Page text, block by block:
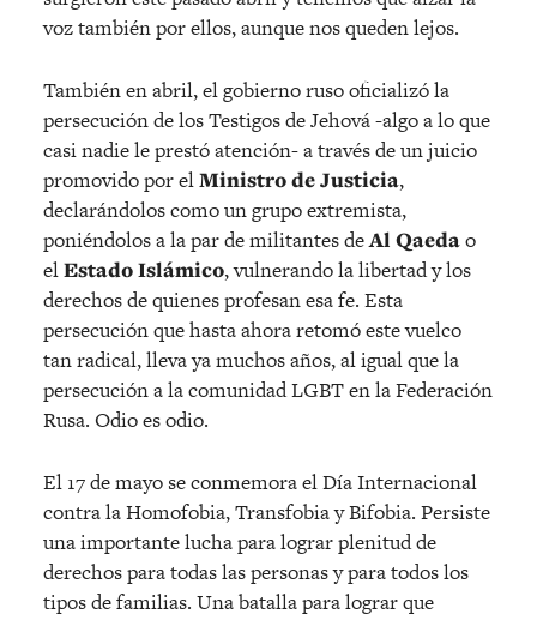
voz también por ellos, aunque nos queden lejos.
También en abril, el gobierno ruso oficializó la
persecución de los Testigos de Jehová -algo a lo que
casi nadie le prestó atención- a través de un juicio
promovido por elMinistro de Justicia,
declarándolos como un grupo extremista,
poniéndolos a la par de militantes deAl Qaedao
elEstado Islámico, vulnerando la libertad y los
derechos de quienes profesan esa fe. Esta
persecución que hasta ahora retomó este vuelco
tan radical, lleva ya muchos años, al igual que la
persecución a la comunidad LGBT en la Federación
Rusa. Odio es odio.
El 17 de mayo se conmemora el Día Internacional
contra la Homofobia, Transfobia y Bifobia. Persiste
una importante lucha para lograr plenitud de
derechos para todas las personas y para todos los
tipos de familias. Una batalla para lograr que